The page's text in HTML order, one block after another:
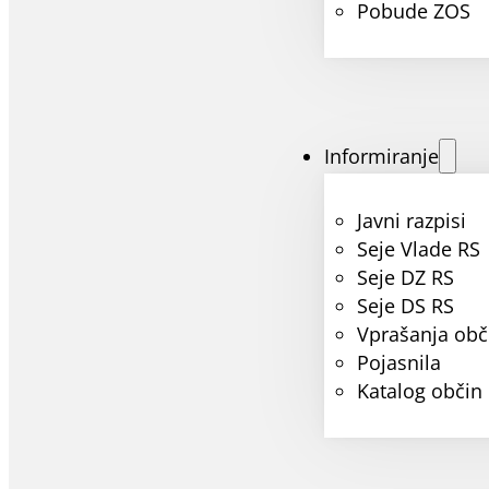
Pobude ZOS
Informiranje
Javni razpisi
Seje Vlade RS
Seje DZ RS
Seje DS RS
Vprašanja
Pojasnila
Katalog občin